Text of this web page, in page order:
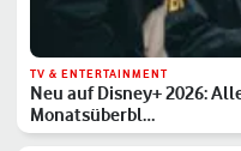
TV & ENTERTAINMENT
Neu auf Disney+ 2026:
Monatsüberbl…